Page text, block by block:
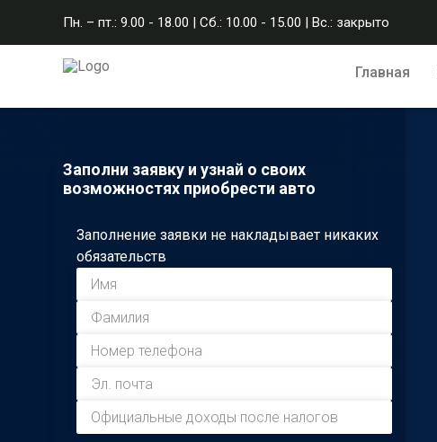
Пн. – пт.: 9.00 - 18.00 | Сб.: 10.00 - 15.00 | Вс.: закрыто
Главная
Заполни заявку и узнай о своих
возможностях приобрести авто
Заполнение заявки не накладывает никаких
обязательств